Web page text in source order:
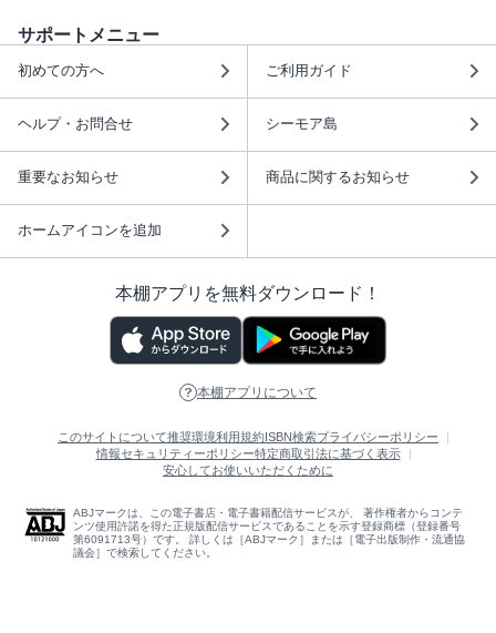
サポートメニュー
初めての方へ ご利用ガイド
ヘルプ・お問合せ シーモア島
重要なお知らせ 商品に関するお知らせ
ホームアイコンを追加
本棚アプリを無料ダウンロード！
本棚アプリについて
このサイトについて推奨環境利用規約ISBN検索プライバシーポリシー
情報セキュリティーポリシー特定商取引法に基づく表示
安心してお使いいただくために
ABJマークは、この電子書店・電子書籍配信サービスが、 著作権者からコンテ
ンツ使用許諾を得た正規版配信サービスであることを示す登録商標（登録番号
第6091713号）です。 詳しくは［ABJマーク］または［電子出版制作・流通協
議会］で検索してください。